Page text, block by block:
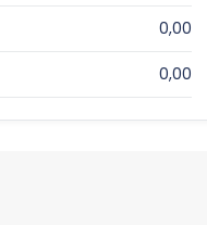
0,00
0,00